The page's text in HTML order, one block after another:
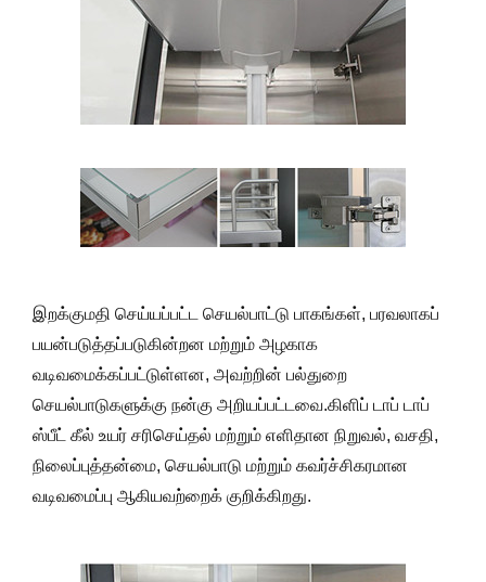
இறக்குமதி செய்யப்பட்ட செயல்பாட்டு பாகங்கள், பரவலாகப்
பயன்படுத்தப்படுகின்றன மற்றும் அழகாக
வடிவமைக்கப்பட்டுள்ளன, அவற்றின் பல்துறை
செயல்பாடுகளுக்கு நன்கு அறியப்பட்டவை.கிளிப் டாப் டாப்
ஸ்பீட் கீல் உயர் சரிசெய்தல் மற்றும் எளிதான நிறுவல், வசதி,
நிலைப்புத்தன்மை, செயல்பாடு மற்றும் கவர்ச்சிகரமான
வடிவமைப்பு ஆகியவற்றைக் குறிக்கிறது.